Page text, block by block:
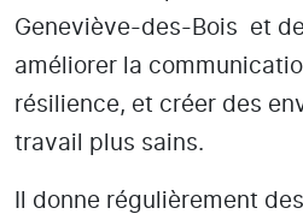
Geneviève-des-Bois
et
améliorer la
résilience, et créer des
travail plus sains.
Il donne régulièrement